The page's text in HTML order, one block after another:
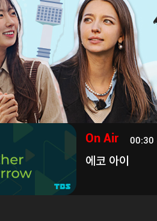
On Air 00:30
에코 아이